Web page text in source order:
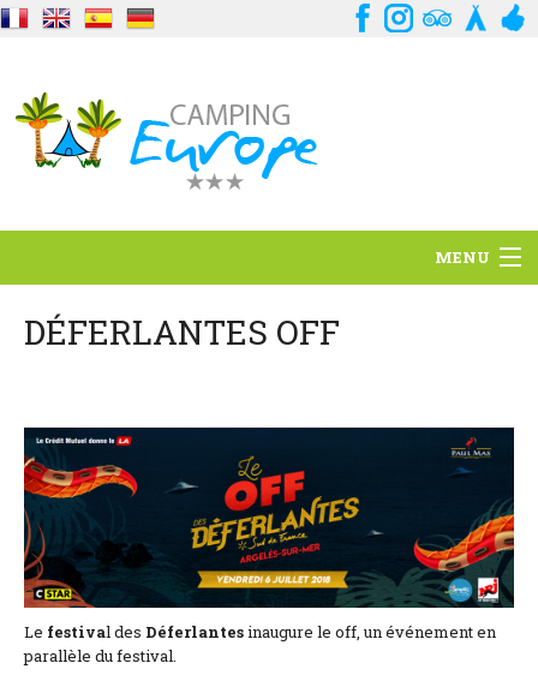
MENU
Standort
Dienstleistungen
Kontakt
Lage und Zufahrt
Kontaktformular
Dokumentation
DÉFERLANTES OFF
Le festival des Déferlantesinaugure le off, un événement en
parallèle du festival.